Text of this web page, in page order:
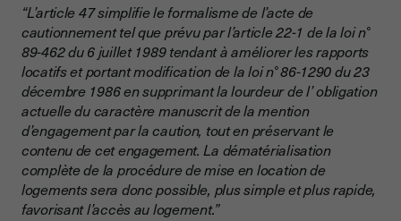
“L’article 47 simplifie le formalisme de l’acte de
cautionnement tel que prévu par l’article 22-1 de la loi n°
89-462 du 6 juillet 1989 tendant à améliorer les rapports
locatifs et portant modification de la loi n° 86-1290 du 23
décembre 1986 en supprimant la lourdeur de l’ obligation
actuelle du caractère manuscrit de la mention
d’engagement par la caution, tout en préservant le
contenu de cet engagement. La dématérialisation
complète de la procédure de mise en location de
logements sera donc possible, plus simple et plus rapide,
favorisant l’accès au logement.”